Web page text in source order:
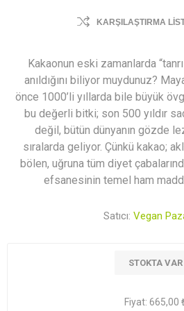
KARŞILAŞTIRMA
Kakaonun eski zamanlarda
anıldığını biliyor muydunuz?
önce 1000’li yıllarda bile büyük
bu değerli bitki; son 500 yıldır
değil, bütün dünyanın gözde
sıralarda geliyor. Çünkü kakao;
bölen, uğruna tüm diyet
efsanesinin temel ham
Satıcı: Vegan
STOKTA VAR
Fiyat: 665,00